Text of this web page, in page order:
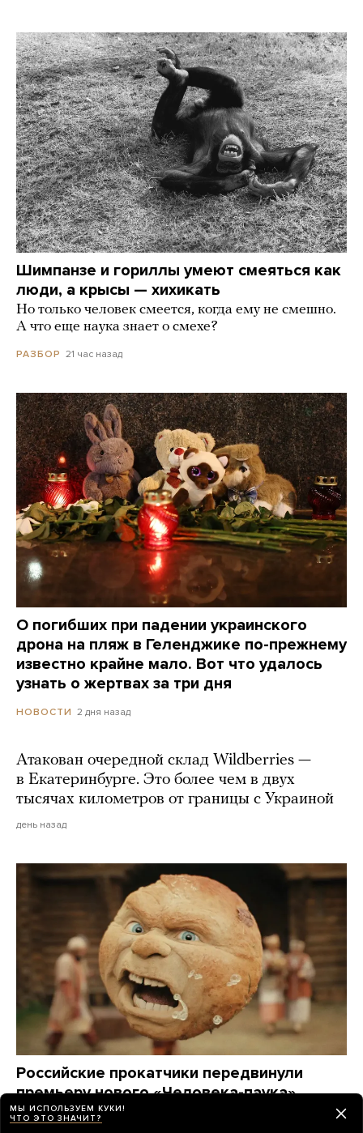
Шимпанзе и гориллы умеют смеяться как
люди, а крысы — хихикать
Но только человек смеется, когда ему не смешно.
А что еще наука знает о смехе?
РАЗБОР 21 час назад
О погибших при падении украинского
дрона на пляж в Геленджике по-прежнему
известно крайне мало. Вот что удалось
узнать о жертвах за три дня
НОВОСТИ 2 дня назад
Атакован очередной склад Wildberries —
в Екатеринбурге. Это более чем в двух
тысячах километров от границы с Украиной
день назад
Российские прокатчики передвинули
премьеру нового «Человека-паука»,
чтобы выпустить в прокат фильм
МЫ ИСПОЛЬЗУЕМ КУКИ!
ЧТО ЭТО ЗНАЧИТ?